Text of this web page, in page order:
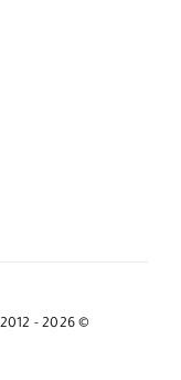
© Copyright 2012 - 2026